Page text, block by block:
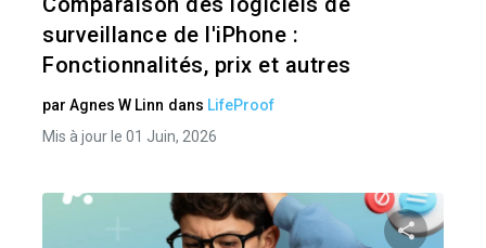
surveillance de l'iPhone :
Fonctionnalités, prix et autres
par Agnes W Linn dans LifeProof
Mis à jour le 01 Juin, 2026